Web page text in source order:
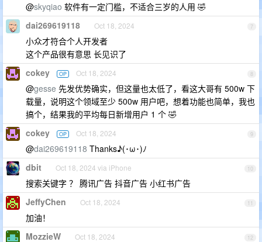
@skyqiao 软件有一定门槛，不适合三岁的人用 🤣
7
dai269619118 Oct 18, 2024
小众才符合个人开发者
这个产品很有意思 长见识了
8
cokey OP Oct 18, 2024
@gesse 先发优势确实，但这量也太低了，看这大哥有 500w 下
载量，说明这个领域至少 500w 用户吧，想着功能也简单，我也
搞个，结果我的平均每日新增用户 1 个 🤣
9
cokey OP Oct 18, 2024
@dai269619118 Thanks♪(･ω･)ﾉ
10
dbit Oct 18, 2024 via iPhone
搜索关键字 ？ 腾讯广告 抖音广告 小红书广告
11
JeffyChen Oct 18, 2024
加油！
12
MozzieW Oct 18, 2024